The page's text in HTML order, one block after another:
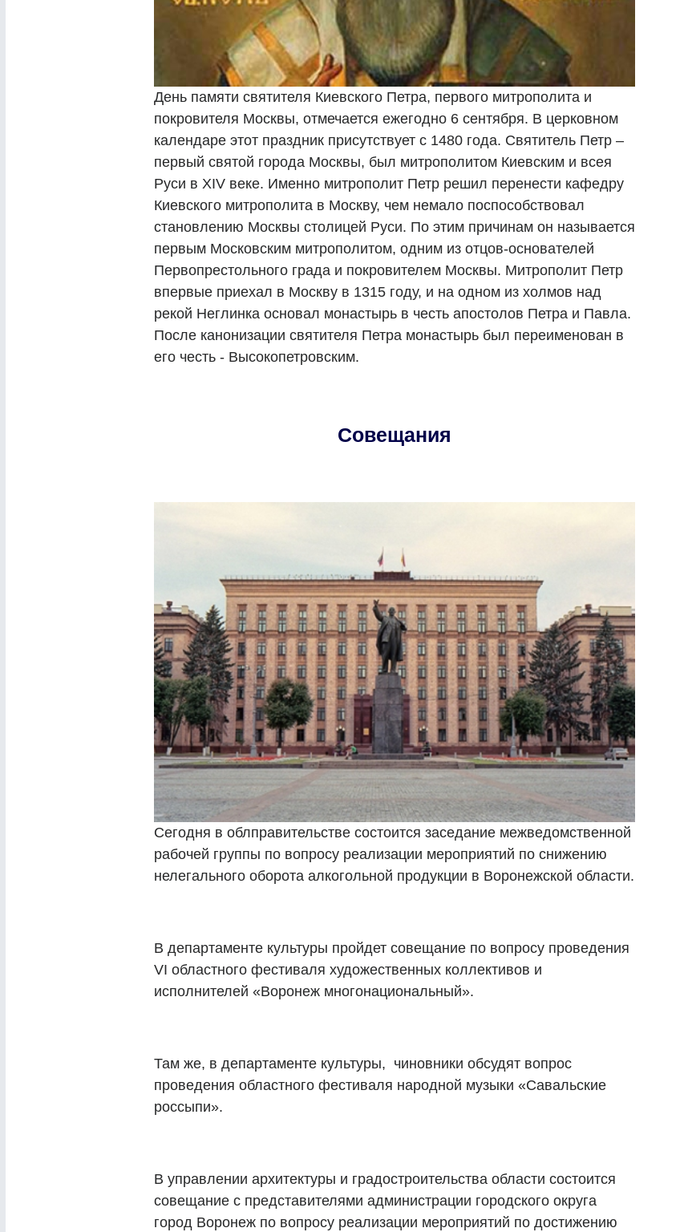
День памяти святителя Киевского Петра, первого митрополита и
покровителя Москвы, отмечается ежегодно 6 сентября. В церковном
календаре этот праздник присутствует с 1480 года. Святитель Петр –
первый святой города Москвы, был митрополитом Киевским и всея
Руси в XIV веке. Именно митрополит Петр решил перенести кафедру
Киевского митрополита в Москву, чем немало поспособствовал
становлению Москвы столицей Руси. По этим причинам он называется
первым Московским митрополитом, одним из отцов-основателей
Первопрестольного града и покровителем Москвы. Митрополит Петр
впервые приехал в Москву в 1315 году, и на одном из холмов над
рекой Неглинка основал монастырь в честь апостолов Петра и Павла.
После канонизации святителя Петра монастырь был переименован в
его честь - Высокопетровским.
Совещания
Сегодня в облправительстве состоится заседание межведомственной
рабочей группы по вопросу реализации мероприятий по снижению
нелегального оборота алкогольной продукции в Воронежской области.
В департаменте культуры пройдет совещание по вопросу проведения
VI областного фестиваля художественных коллективов и
исполнителей «Воронеж многонациональный».
Там же, в департаменте культуры, чиновники обсудят вопрос
проведения областного фестиваля народной музыки «Савальские
россыпи».
В управлении архитектуры и градостроительства области состоится
совещание с представителями администрации городского округа
город Воронеж по вопросу реализации мероприятий по достижению